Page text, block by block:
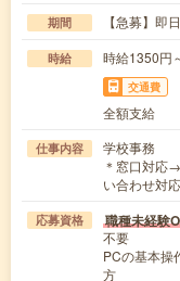
期間 【急募】即
時給 時給1350円
交通費
全額支給
仕事内容
学校事務
＊窓口対応
い合わせ対
応募資格 職種未経験
不要
PCの基本操
方